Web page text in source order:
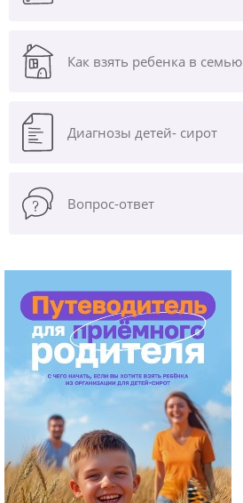
Как взять ребенка в семью
Диагнозы детей- сирот
Вопрос-ответ